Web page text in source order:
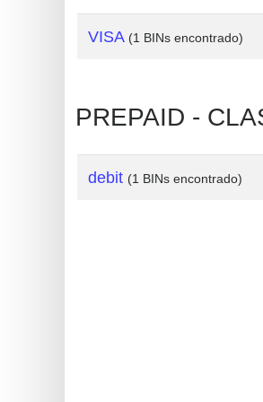
IP
BIN
Validator
VISA (1 BINs encontrado)
PREPAID -
debit (1 BINs encontrado)